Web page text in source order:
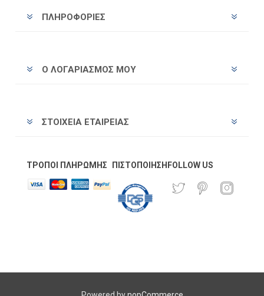
ΠΛΗΡΟΦΟΡΊΕΣ
Ο ΛΟΓΑΡΙΑΣΜΌΣ ΜΟΥ
ΣΤΟΙΧΕΊΑ ΕΤΑΙΡΕΊΑΣ
ΤΡΌΠΟΙ ΠΛΗΡΩΜΉΣ ΠΙΣΤΟΠΟΊΗΣΗ FOLLOW US